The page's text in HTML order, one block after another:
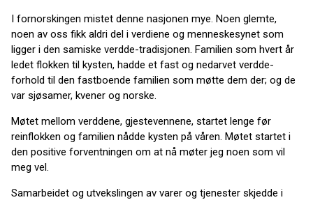
I fornorskingen mistet denne nasjonen mye. Noen glemte,
noen av oss fikk aldri del i verdiene og menneskesynet som
ligger i den samiske verdde-tradisjonen. Familien som hvert år
ledet flokken til kysten, hadde et fast og nedarvet verdde-
forhold til den fastboende familien som møtte dem der; og de
var sjøsamer, kvener og norske.
Møtet mellom verddene, gjestevennene, startet lenge før
reinflokken og familien nådde kysten på våren. Møtet startet i
den positive forventningen om at nå møter jeg noen som vil
meg vel.
Samarbeidet og utvekslingen av varer og tjenester skjedde i